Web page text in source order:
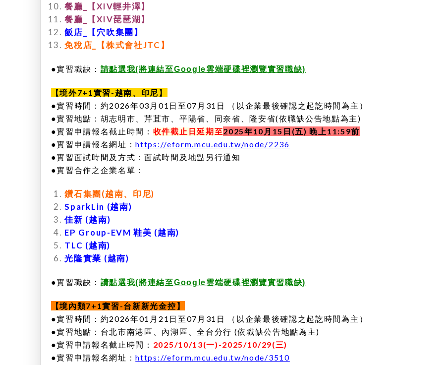
餐廳_【XIV輕井澤】
餐廳_【XIV琵琶湖】
飯店_
【穴吹集團】
免稅店_
【株式會社JTC】
●實習職缺： 請點選我(將連結至Google雲端硬碟裡瀏覽實習職缺)
【境外7+1實習-越南、印尼】
●實習時間：約2026年03月01日至07月31日 （以企業最後確認之起訖時間為主）
●實習地點：胡志明市、芹苴市、平陽省、同奈省、隆安省(依職缺公告地點為主)
●實習申請報名截止時間： 收件截止日延期至2025年10月15日(五) 晚上11:59前
●實習申請報名網址：https://eform.mcu.edu.tw/node/2236
●實習面試時間及方式：面試時間及地點另行通知
●實習合作之企業名單：
鑽石集團(越南、印尼)
SparkLin (越南)
佳新 (越南)
EP Group-EVM 鞋美 (越南)
TLC (越南)
光隆實業 (越南)
●實習職缺： 請點選我(將連結至Google雲端硬碟裡瀏覽實習職缺)
【境內類7+1實習-台新新光金控】
●實習時間：約2026年01月21日至07月31日 （以企業最後確認之起訖時間為主）
●實習地點：台北市南港區、內湖區、全台分行 (依職缺公告地點為主)
●實習申請報名截止時間： 2025/10/13(一)-2025/10/29(三)
●實習申請報名網址：https://eform.mcu.edu.tw/node/3510